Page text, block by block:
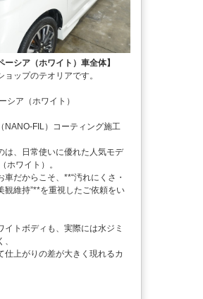
シア（ホワイト）車全体】
ップのテオリアです。
シア（ホワイト）
NANO-FIL）コーティング施工
は、日常使いに優れた人気モデ
ホワイト）。
だからこそ、**“汚れにくさ・
観維持”**を重視したご依頼をい
イトボディも、実際には水ジミ
仕上がりの差が大きく現れるカ